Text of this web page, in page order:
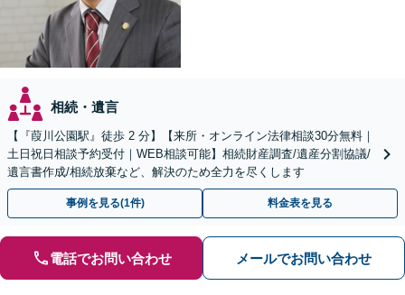
相続・遺言
【『葭川公園駅』徒歩 2 分】【来所・オンライン法律相談30分無料｜
土日祝日相談予約受付｜WEB相談可能】相続財産調査/遺産分割協議/
遺言書作成/相続放棄など、解決のため全力を尽くします
事例を見る(1件) 料金表を見る
電話でお問い合わせ メールでお問い合わせ